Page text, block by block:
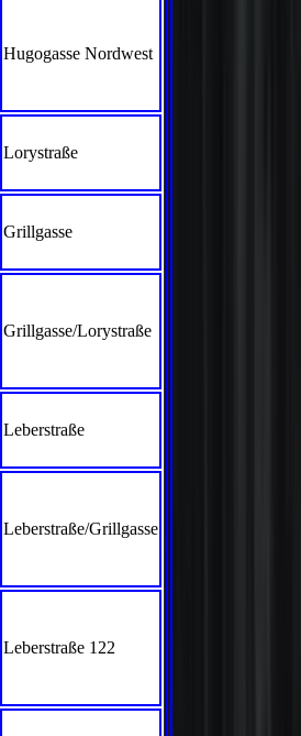
Hugogasse Nordwest
Lorystraße
Grillgasse
Grillgasse/Lorystraße
Leberstraße
Leberstraße/Grillgasse
Leberstraße 122